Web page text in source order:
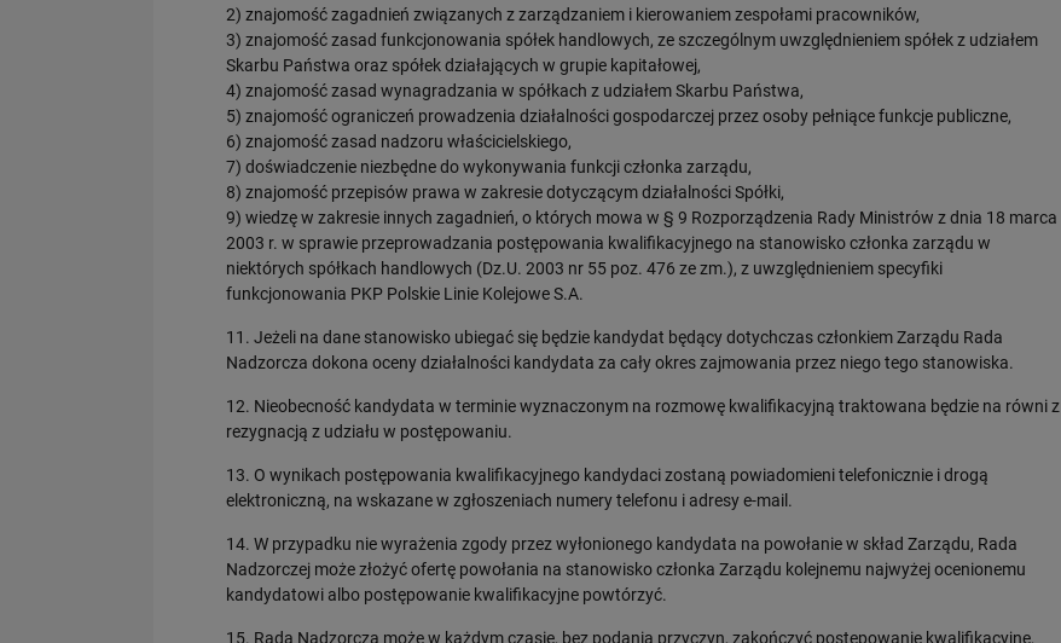
2) znajomość zagadnień związanych z zarządzaniem i kierowaniem zespołami pracowników,
3) znajomość zasad funkcjonowania spółek handlowych, ze szczególnym uwzględnieniem spółek z udziałem
Skarbu Państwa oraz spółek działających w grupie kapitałowej,
4) znajomość zasad wynagradzania w spółkach z udziałem Skarbu Państwa,
5) znajomość ograniczeń prowadzenia działalności gospodarczej przez osoby pełniące funkcje publiczne,
6) znajomość zasad nadzoru właścicielskiego,
7) doświadczenie niezbędne do wykonywania funkcji członka zarządu,
8) znajomość przepisów prawa w zakresie dotyczącym działalności Spółki,
9) wiedzę w zakresie innych zagadnień, o których mowa w § 9 Rozporządzenia Rady Ministrów z dnia 18 marca
2003 r. w sprawie przeprowadzania postępowania kwalifikacyjnego na stanowisko członka zarządu w
niektórych spółkach handlowych (Dz.U. 2003 nr 55 poz. 476 ze zm.), z uwzględnieniem specyfiki
funkcjonowania PKP Polskie Linie Kolejowe S.A.
11. Jeżeli na dane stanowisko ubiegać się będzie kandydat będący dotychczas członkiem Zarządu Rada
Nadzorcza dokona oceny działalności kandydata za cały okres zajmowania przez niego tego stanowiska.
12. Nieobecność kandydata w terminie wyznaczonym na rozmowę kwalifikacyjną traktowana będzie na równi z
rezygnacją z udziału w postępowaniu.
13. O wynikach postępowania kwalifikacyjnego kandydaci zostaną powiadomieni telefonicznie i drogą
elektroniczną, na wskazane w zgłoszeniach numery telefonu i adresy e-mail.
14. W przypadku nie wyrażenia zgody przez wyłonionego kandydata na powołanie w skład Zarządu, Rada
Nadzorczej może złożyć ofertę powołania na stanowisko członka Zarządu kolejnemu najwyżej ocenionemu
kandydatowi albo postępowanie kwalifikacyjne powtórzyć.
15. Rada Nadzorcza może w każdym czasie, bez podania przyczyn, zakończyć postępowanie kwalifikacyjne,